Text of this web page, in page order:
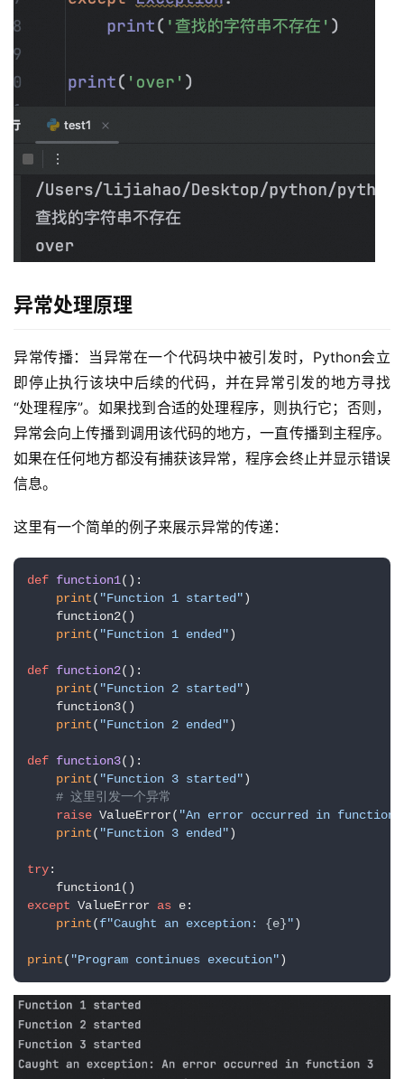
l
i
n
u
x
础
开
原
控
管
C
D
公
异常处理原理
异常传播：当异常在一个代码块中被引发时，Python会立
即停止执行该块中后续的代码，并在异常引发的地方寻找
“处理程序”。如果找到合适的处理程序，则执行它；否则，
异常会向上传播到调用该代码的地方，一直传播到主程序。
如果在任何地方都没有捕获该异常，程序会终止并显示错误
信息。
这里有一个简单的例子来展示异常的传递：
def function1():
print( "Function 1 started")
    function2()
print( "Function 1 ended")
def function2():
print( "Function 2 started")
    function3()
print( "Function 2 ended")
def function3():
print( "Function 3 started")
# 这里引发一个异常
raise ValueError( "An error occurred in function
print( "Function 3 ended")
try:
except ValueError as e:
print(f"Caught an exception: {e}")
print( "Program continues execution")